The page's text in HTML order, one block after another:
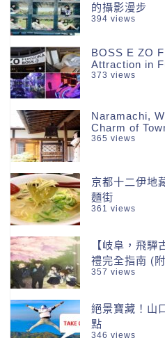
的攝影漫步
394 views
BOSS E ZO
Attraction in
373 views
Naramachi,
Charm of
365 views
京都十二伊地
麵街
361 views
【岐阜，飛驒
禮完全指南 (
357 views
絕景寶藏！山
點
346 views